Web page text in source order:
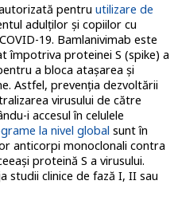
pentru utilizare de
adulților și copiilor cu
19. Bamlanivimab este
împotriva proteinei S (spike) a
a bloca atașarea și
Astfel, prevenția dezvoltării
virusului de către
i accesul în celulele
la nivel global sunt în
anticorpi monoclonali contra
proteină S a virusului.
studii clinice de fază I, II sau